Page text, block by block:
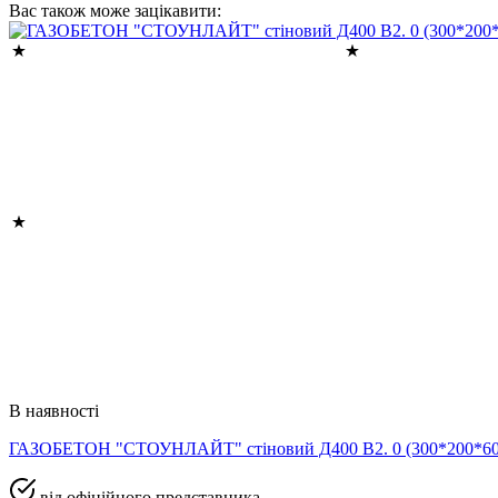
Вас також може зацікавити:
В наявності
ГАЗОБЕТОН "СТОУНЛАЙТ" стіновий Д400 В2. 0